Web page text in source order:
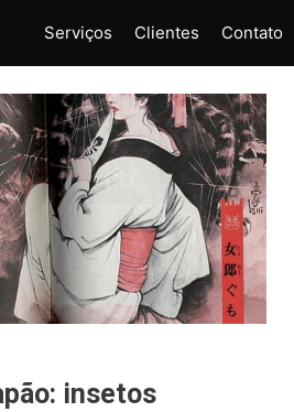
Serviços Clientes Contato
insetos